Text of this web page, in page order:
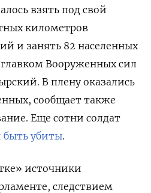
взять под свой
километров
и занять 82 населенных
Вооруженных сил
В плену оказались
сообщает также
Еще сотни солдат
быть убиты.
источники
следствием